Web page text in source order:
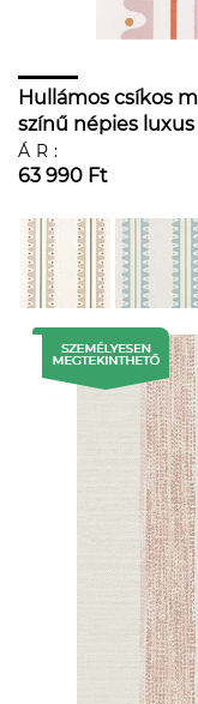
Hullámos csíkos
színű népies
ÁR:
63 990 Ft